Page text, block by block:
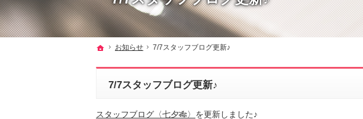
ホーム
お知らせ 7/7スタッフブログ更新♪
7/7スタッフブログ更新♪
スタッフブログ〈七夕🎋〉 を更新しました♪